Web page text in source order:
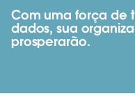
Com uma força de
dados, sua
prosperarão.